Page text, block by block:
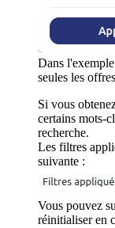
Dans
seules les
Si vous
certains mots-
recherche.
Les filtres
suivante :
Vous pouvez
réinitialiser en